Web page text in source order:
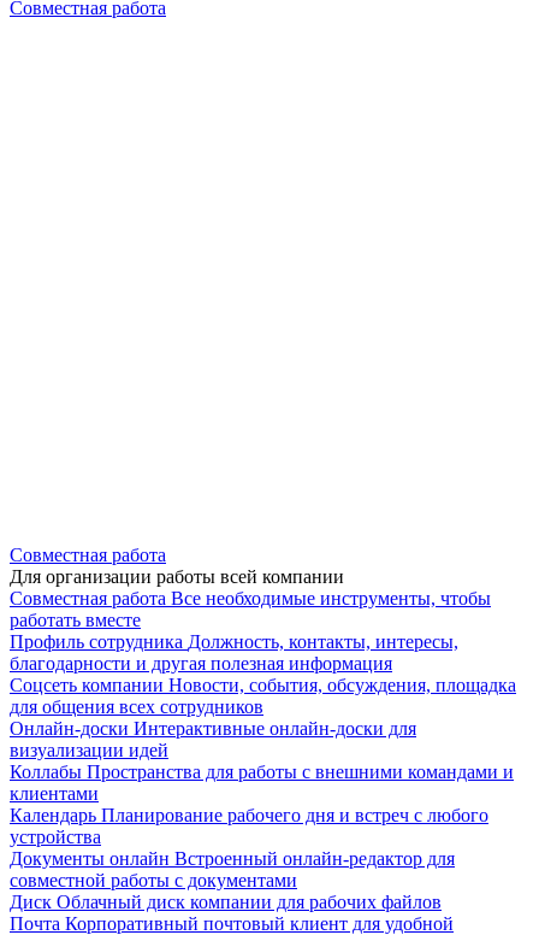
Совместная работа
Совместная работа
Для организации работы всей компании
Совместная работа Все необходимые инструменты, чтобы
работать вместе
Профиль сотрудника Должность, контакты, интересы,
благодарности и другая полезная информация
Соцсеть компании Новости, события, обсуждения, площадка
для общения всех сотрудников
Онлайн-доски Интерактивные онлайн-доски для
визуализации идей
Коллабы Пространства для работы с внешними командами и
клиентами
Календарь Планирование рабочего дня и встреч с любого
устройства
Документы онлайн Встроенный онлайн-редактор для
совместной работы с документами
Диск Облачный диск компании для рабочих файлов
Почта Корпоративный почтовый клиент для удобной